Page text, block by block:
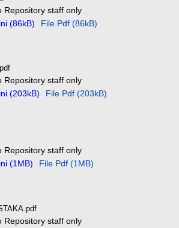
Repository staff only
(86kB)
File Pdf (86kB)
Repository staff only
(203kB)
File Pdf (203kB)
Repository staff only
(1MB)
File Pdf (1MB)
Repository staff only